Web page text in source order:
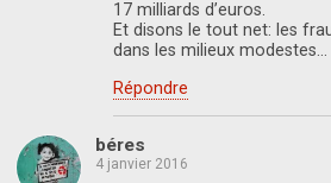
17 milliards d’euros.
Et disons le tout net: les
dans les milieux modestes…
Répondre
béres
4 janvier 2016